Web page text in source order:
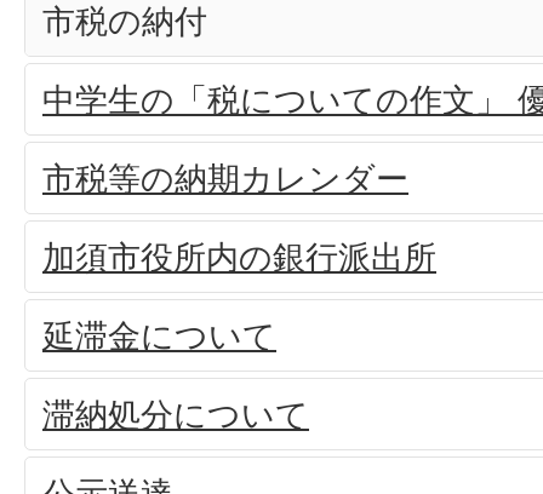
市税の納付
中学生の「税についての作文」
市税等の納期カレンダー
加須市役所内の銀行派出所
延滞金について
滞納処分について